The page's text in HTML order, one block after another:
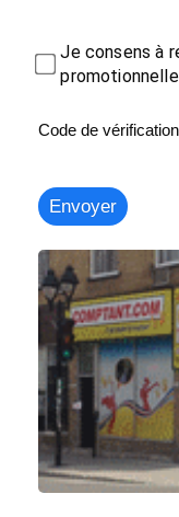
Je consens à
Code de vérification